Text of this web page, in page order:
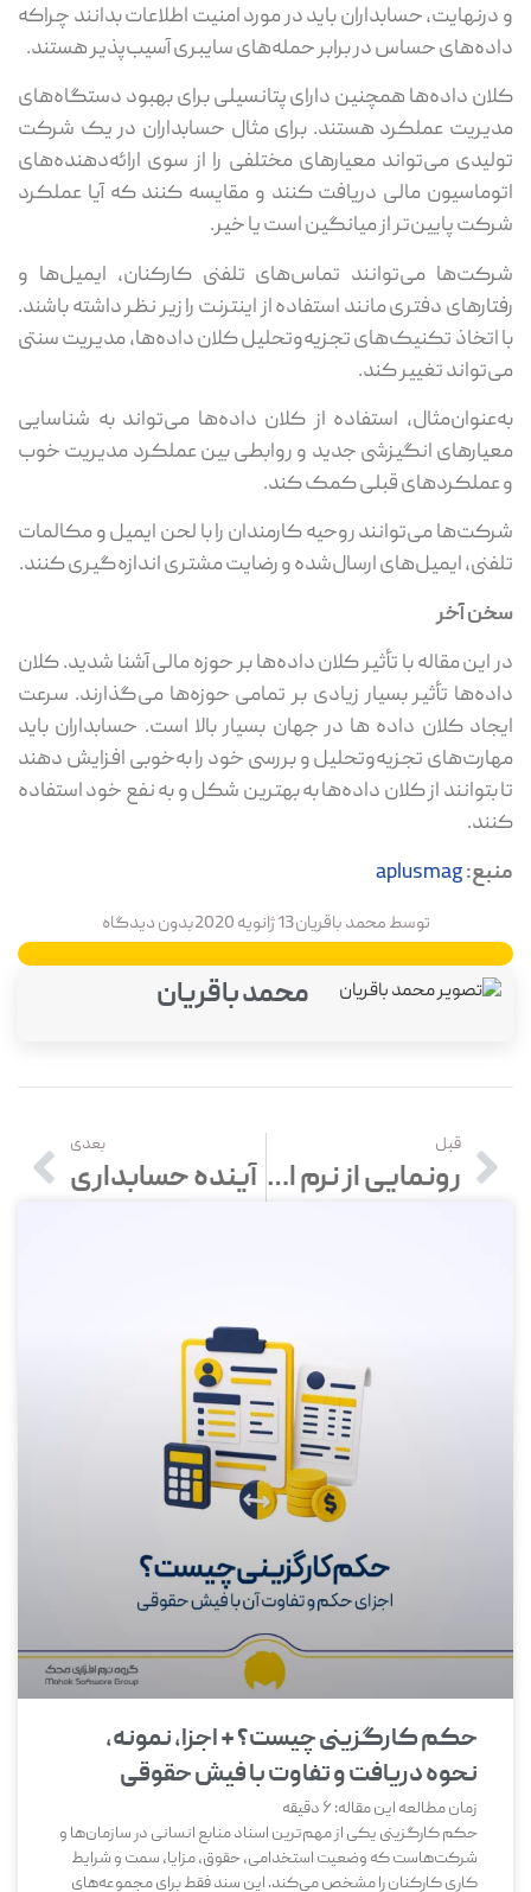
حسابداران باید در مورد امنیت اطلاعات بدانند چراکه
حساس در برابر حمله‌های سایبری آسیب‌پذیر هستند.
داده‌ها همچنین دارای پتانسیلی برای بهبود دستگاه‌های
عملکرد هستند. برای مثال حسابداران در یک شرکت
می‌تواند معیارهای مختلفی را از سوی ارائه‌دهنده‌های
مالی دریافت کنند و مقایسه کنند که آیا عملکرد
پایین‌تر از میانگین است یا خیر.
می‌توانند تماس‌های تلفنی کارکنان، ایمیل‌ها و
دفتری مانند استفاده از اینترنت را زیر نظر داشته باشند.
اتخاذ تکنیک‌های تجزیه‌وتحلیل کلان داده‌ها، مدیریت سنتی
تغییر کند.
استفاده از کلان داده‌ها می‌تواند به شناسایی
انگیزشی جدید و روابطی بین عملکرد مدیریت خوب
قبلی کمک کند.
می‌توانند روحیه کارمندان را با لحن ایمیل و مکالمات
ایمیل‌های ارسال‌شده و رضایت مشتری اندازه‌گیری کنند.
آخر
این مقاله با تأثیر کلان داده‌ها بر حوزه مالی آشنا شدید. کلان
تأثیر بسیار زیادی بر تمامی حوزه‌ها می‌گذارند. سرعت
کلان داده ها در جهان بسیار بالا است. حسابداران باید
تجزیه‌وتحلیل و بررسی خود را به‌خوبی افزایش دهند
بتوانند از کلان داده‌ها به بهترین شکل و به نفع خود استفاده
aplusmag
توسطمحمد باقریان13 ژانویه 2020 بدون دیدگاه
محمد باقریان
قبل
رونمایی از نرم افزار آپارتمانا (نرم افزار مدیریت شارژ ساختمان ها)
بعدی
آینده حسابداری
حکم کارگزینی چیست؟ + اجزا، نمونه،
نحوه دریافت و تفاوت با فیش حقوقی
زمان مطالعه این مقاله:6دقیقه
حکم کارگزینی یکی از مهم‌ترین اسناد منابع انسانی در سازمان‌ها و
شرکت‌هاست که وضعیت استخدامی، حقوق، مزایا، سمت و شرایط
کاری کارکنان را مشخص می‌کند. این سند فقط برای مجموعه‌های